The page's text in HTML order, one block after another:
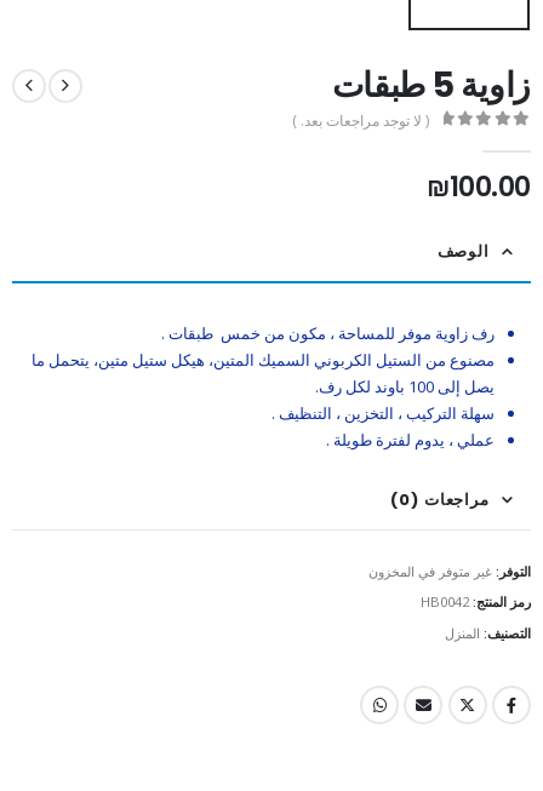
زاوية 5 طبقات
( لا توجد مراجعات بعد. )
₪100.00
الوصف
رف زاوية موفر للمساحة ، مكون من خمس طبقات .
مصنوعمن الستيل الكربوني السميك المتين، هيكل ستيل متين، يتحمل ما
يصل إلى 100 باوند لكل رف.
سهلة التركيب ، التخزين ، التنظيف .
عملي ، يدوم لفترة طويلة .
مراجعات (0)
التوفر: غير متوفر في المخزون
رمز المنتج:HB0042
التصنيف: المنزل